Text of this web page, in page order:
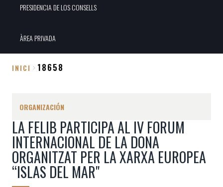
PRESIDENCIA DE LOS CONSELLS
ÀREA PRIVADA
de
ayuda
a
la
navegación
INICI 18658
ORGANIZACIÓN
LA FELIB PARTICIPA AL IV FORUM
INTERNACIONAL DE LA DONA
ORGANITZAT PER LA XARXA EUROPEA
“ISLAS DEL MAR"